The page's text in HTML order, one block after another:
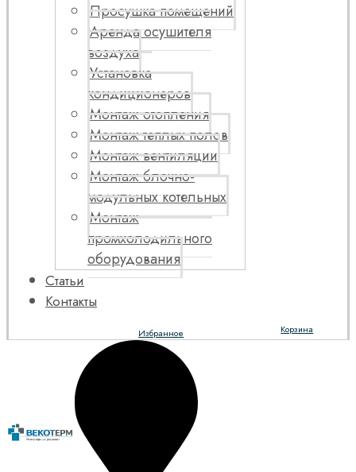
Просушка помещений
Аренда осушителя
воздуха
Установка
кондиционеров
Монтаж отопления
Монтаж теплых полов
Монтаж вентиляции
Монтаж блочно-
модульных котельных
Монтаж
промхолодильного
оборудования
Статьи
Контакты
Корзина
Избранное